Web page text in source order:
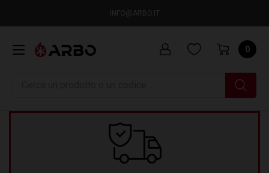
INFO@ARBO.IT
0